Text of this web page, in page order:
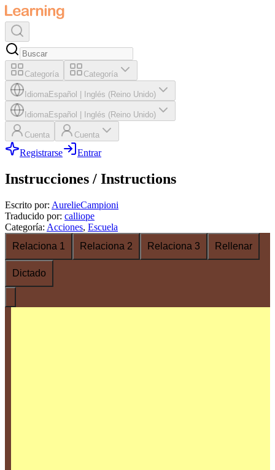
Categoría Categoría
IdiomaEspañol Inglés (Reino Unido)
IdiomaEspañol Inglés (Reino Unido)
Cuenta Cuenta
Registrarse Entrar
Instrucciones / Instructions
Escrito por: AurelieCampioni
Traducido por: calliope
Categoría: Acciones, Escuela
Relaciona 1
Relaciona 2 Relaciona 3 Rellenar
Dictado